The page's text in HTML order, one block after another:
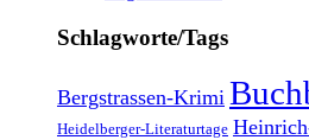
Schlagworte/Tags
Bergstrassen-Krimi
Heidelberger-Literaturtage